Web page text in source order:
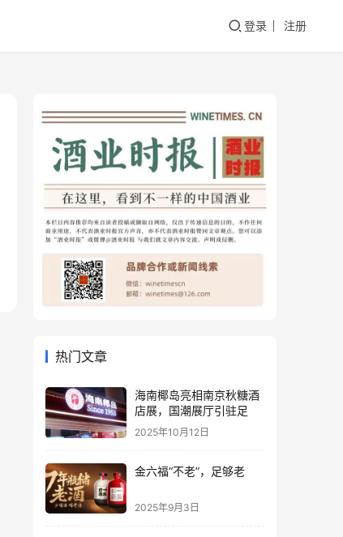
登录 注册
热门文章
海南椰岛亮相南京秋糖酒
店展，国潮展厅引驻足
2025年10月12日
金六福“不老”，足够老
2025年9月3日